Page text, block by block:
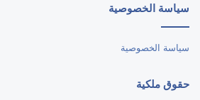
سياسة الخصوصية
سياسة الخصوصية
حقوق ملكية